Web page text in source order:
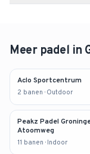
aanmelden en een
speelsterkte en
Meer padel in
Aclo Sportcentrum
2 banen · Outdoor
Peakz Padel
Atoomweg
11 banen · Indoor